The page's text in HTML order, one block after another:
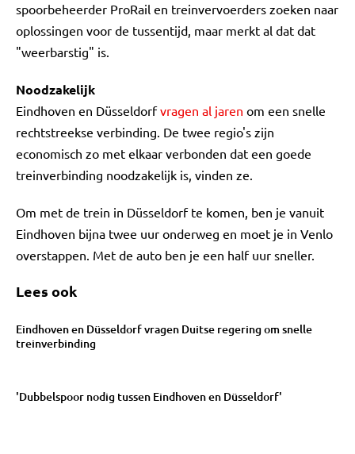
spoorbeheerder ProRail en treinvervoerders zoeken naar
oplossingen voor de tussentijd, maar merkt al dat dat
"weerbarstig" is.
Noodzakelijk
Eindhoven en Düsseldorfvragen al jaren om een snelle
rechtstreekse verbinding. De twee regio's zijn
economisch zo met elkaar verbonden dat een goede
treinverbinding noodzakelijk is, vinden ze.
Om met de trein in Düsseldorf te komen, ben je vanuit
Eindhoven bijna twee uur onderweg en moet je in Venlo
overstappen. Met de auto ben je een half uur sneller.
Lees ook
Eindhoven en Düsseldorf vragen Duitse regering om snelle
treinverbinding
'Dubbelspoor nodig tussen Eindhoven en Düsseldorf'